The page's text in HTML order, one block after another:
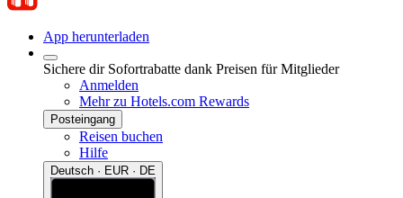
App herunterladen
Sichere dir Sofortrabatte dank Preisen für Mitglieder
Anmelden
Mehr zu Hotels.com Rewards
Posteingang
Reisen buchen
Hilfe
Deutsch · EUR · DE